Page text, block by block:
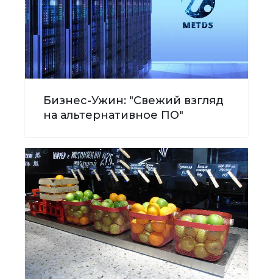
Бизнес-Ужин: "Свежий взгляд
на альтернативное ПО"